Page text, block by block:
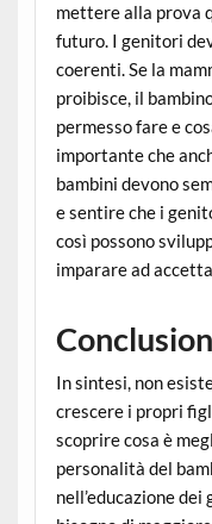
mettere alla prova
futuro. I genitori
coerenti. Se la
proibisce, il
permesso fare e
importante che
bambini devono
e sentire che i
così possono
imparare ad
In sintesi, non
crescere i propri
scoprire cosa è
personalità del
nell’educazione